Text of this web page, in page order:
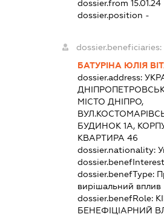
dossier.from 15.01.24
dossier.position -
dossier.beneficiaries:
БАТУРІНА ЮЛІЯ
dossier.address:
МІСТО ДНІПРО,
БУДИНОК 1А,
КВАРТИРА 46
dossier.nationality:
dossier.benefType:
вирішальний вплив
dossier.benefRole:
БЕНЕФІЦІАРНИЙ